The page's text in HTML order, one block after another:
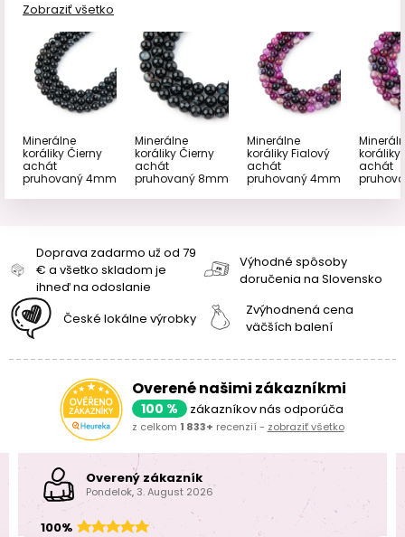
Zobraziť všetko
Minerálne
koráliky Čierny
achát
pruhovaný 4mm
Minerálne
koráliky Čierny
achát
pruhovaný 8mm
Minerálne
koráliky Fialový
achát
pruhovaný 4mm
koráliky
achát
Doprava zadarmo už od 79
€ a všetko skladom je
ihneď na odoslanie
Výhodné spôsoby
doručenia na Slovensko
České lokálne výrobky
Zvýhodnená cena
väčších balení
Overené našimi zákazníkmi
100 % zákazníkov nás odporúča
z celkom 1 833+ recenzií - zobraziť všetko
Overený zákazník
Pondelok, 3. August 2026
100%